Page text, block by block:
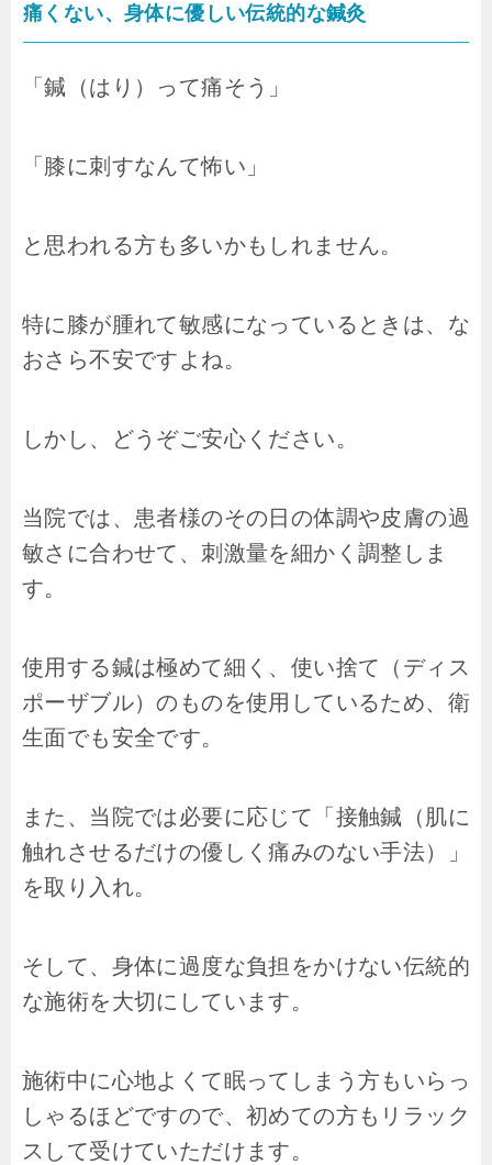
痛くない、身体に優しい伝統的な鍼灸
「鍼（はり）って痛そう」
「膝に刺すなんて怖い」
と思われる方も多いかもしれません。
特に膝が腫れて敏感になっているときは、な
おさら不安ですよね。
しかし、どうぞご安心ください。
当院では、患者様のその日の体調や皮膚の過
敏さに合わせて、刺激量を細かく調整しま
す。
使用する鍼は極めて細く、使い捨て（ディス
ポーザブル）のものを使用しているため、衛
生面でも安全です。
また、当院では必要に応じて「接触鍼（肌に
触れさせるだけの優しく痛みのない手法）」
を取り入れ。
そして、身体に過度な負担をかけない伝統的
な施術を大切にしています。
施術中に心地よくて眠ってしまう方もいらっ
しゃるほどですので、初めての方もリラック
スして受けていただけます。